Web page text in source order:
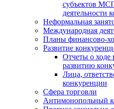
субъектов
деятельности
Неформальная
Международная
Планы финансово-
Развитие
Отчеты о ходе
развитию
Лица,
конкуренции
Сфера торговли
Антимонопольный